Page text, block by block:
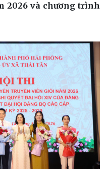
2026 và chương trình